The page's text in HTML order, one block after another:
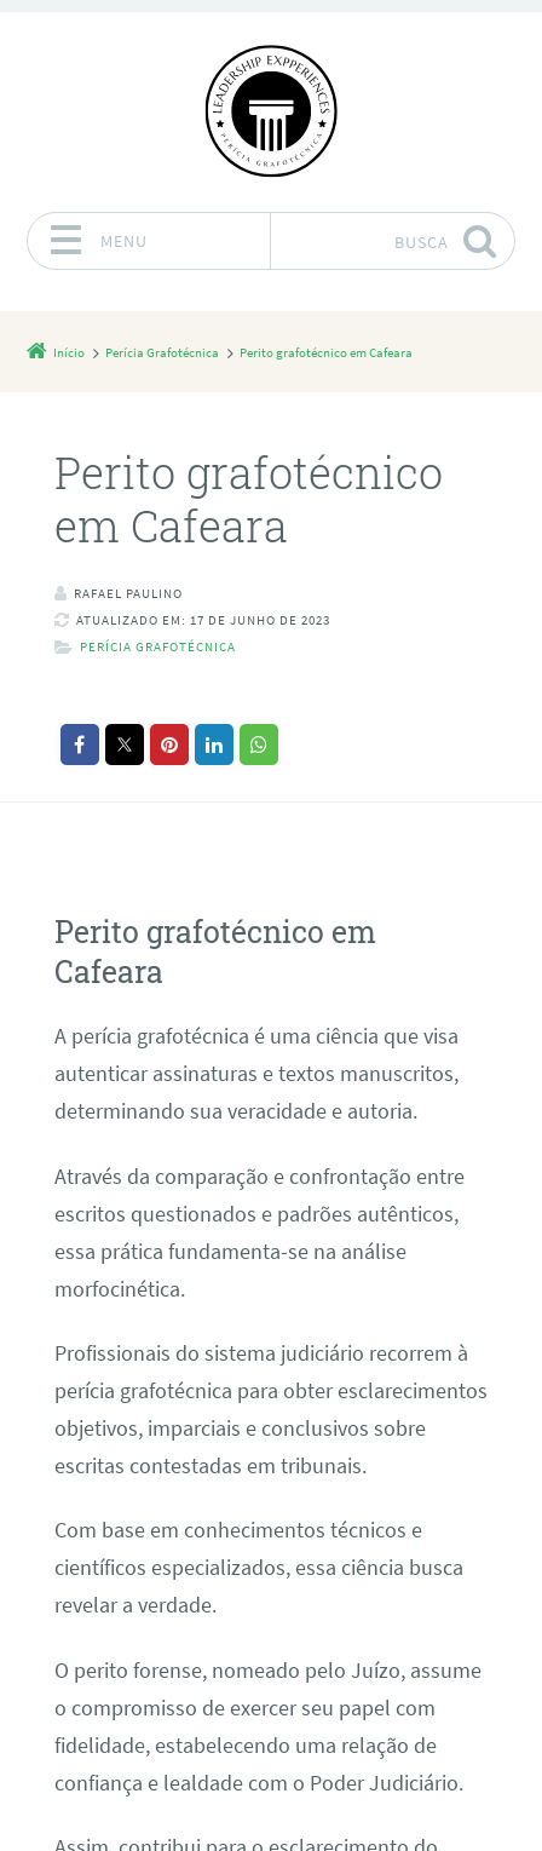
MENU BUSCA
Início Perícia Grafotécnica Perito grafotécnico em Cafeara
Perito grafotécnico
em Cafeara
RAFAEL PAULINO
ATUALIZADO EM: 17 DE JUNHO DE 2023
PERÍCIA GRAFOTÉCNICA
Perito grafotécnico em
Cafeara
A perícia grafotécnica é uma ciência que visa
autenticar assinaturas e textos manuscritos,
determinando sua veracidade e autoria.
Através da comparação e confrontação entre
escritos questionados e padrões autênticos,
essa prática fundamenta-se na análise
morfocinética.
Profissionais do sistema judiciário recorrem à
perícia grafotécnica para obter esclarecimentos
objetivos, imparciais e conclusivos sobre
escritas contestadas em tribunais.
Com base em conhecimentos técnicos e
científicos especializados, essa ciência busca
revelar a verdade.
O perito forense, nomeado pelo Juízo, assume
o compromisso de exercer seu papel com
fidelidade, estabelecendo uma relação de
confiança e lealdade com o Poder Judiciário.